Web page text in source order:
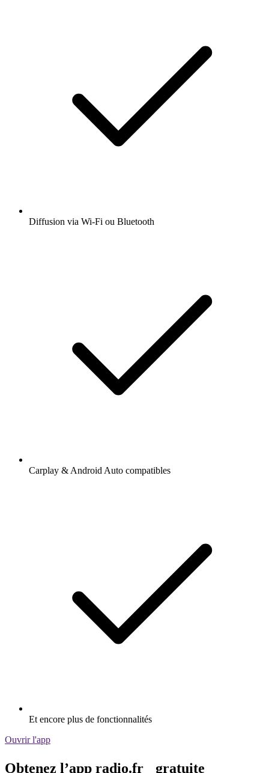
Diffusion via Wi-Fi ou Bluetooth
Carplay & Android Auto compatibles
Et encore plus de fonctionnalités
Ouvrir l'app
Obtenez l’app radio.fr gratuite